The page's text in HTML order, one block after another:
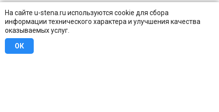
На сайте u-stena.ru используются cookie для сбора
информации технического характера и улучшения качества
оказываемых услуг.
ОК